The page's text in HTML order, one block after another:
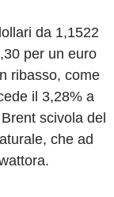
da 1,1522
per un euro
ribasso, come
il 3,28% a
scivola del
che ad